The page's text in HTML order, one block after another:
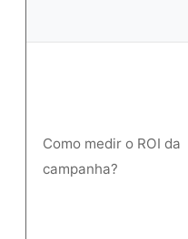
Como medir o ROI da
campanha?